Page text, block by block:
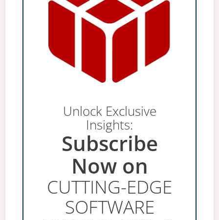
Unlock Exclusive
Insights:
Subscribe
Now on
CUTTING-EDGE
SOFTWARE